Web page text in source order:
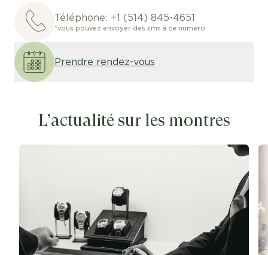
Téléphone: +1 (514) 845-4651
*vous pouvez envoyer des sms à ce numéro
Prendre rendez-vous
L’actualité sur les montres